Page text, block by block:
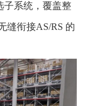
子系统，覆盖整
缝衔接AS/RS 的